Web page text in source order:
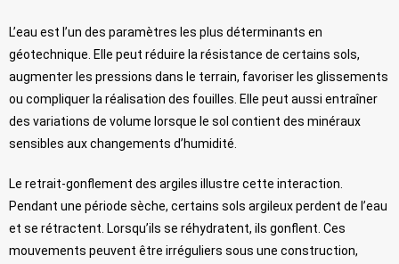
L’eau est l’un des paramètres les plus déterminants en
géotechnique. Elle peut réduire la résistance de certains sols,
augmenter les pressions dans le terrain, favoriser les glissements
ou compliquer la réalisation des fouilles. Elle peut aussi entraîner
des variations de volume lorsque le sol contient des minéraux
sensibles aux changements d’humidité.
Le retrait-gonflement des argiles illustre cette interaction.
Pendant une période sèche, certains sols argileux perdent de l’eau
et se rétractent. Lorsqu’ils se réhydratent, ils gonflent. Ces
mouvements peuvent être irréguliers sous une construction,